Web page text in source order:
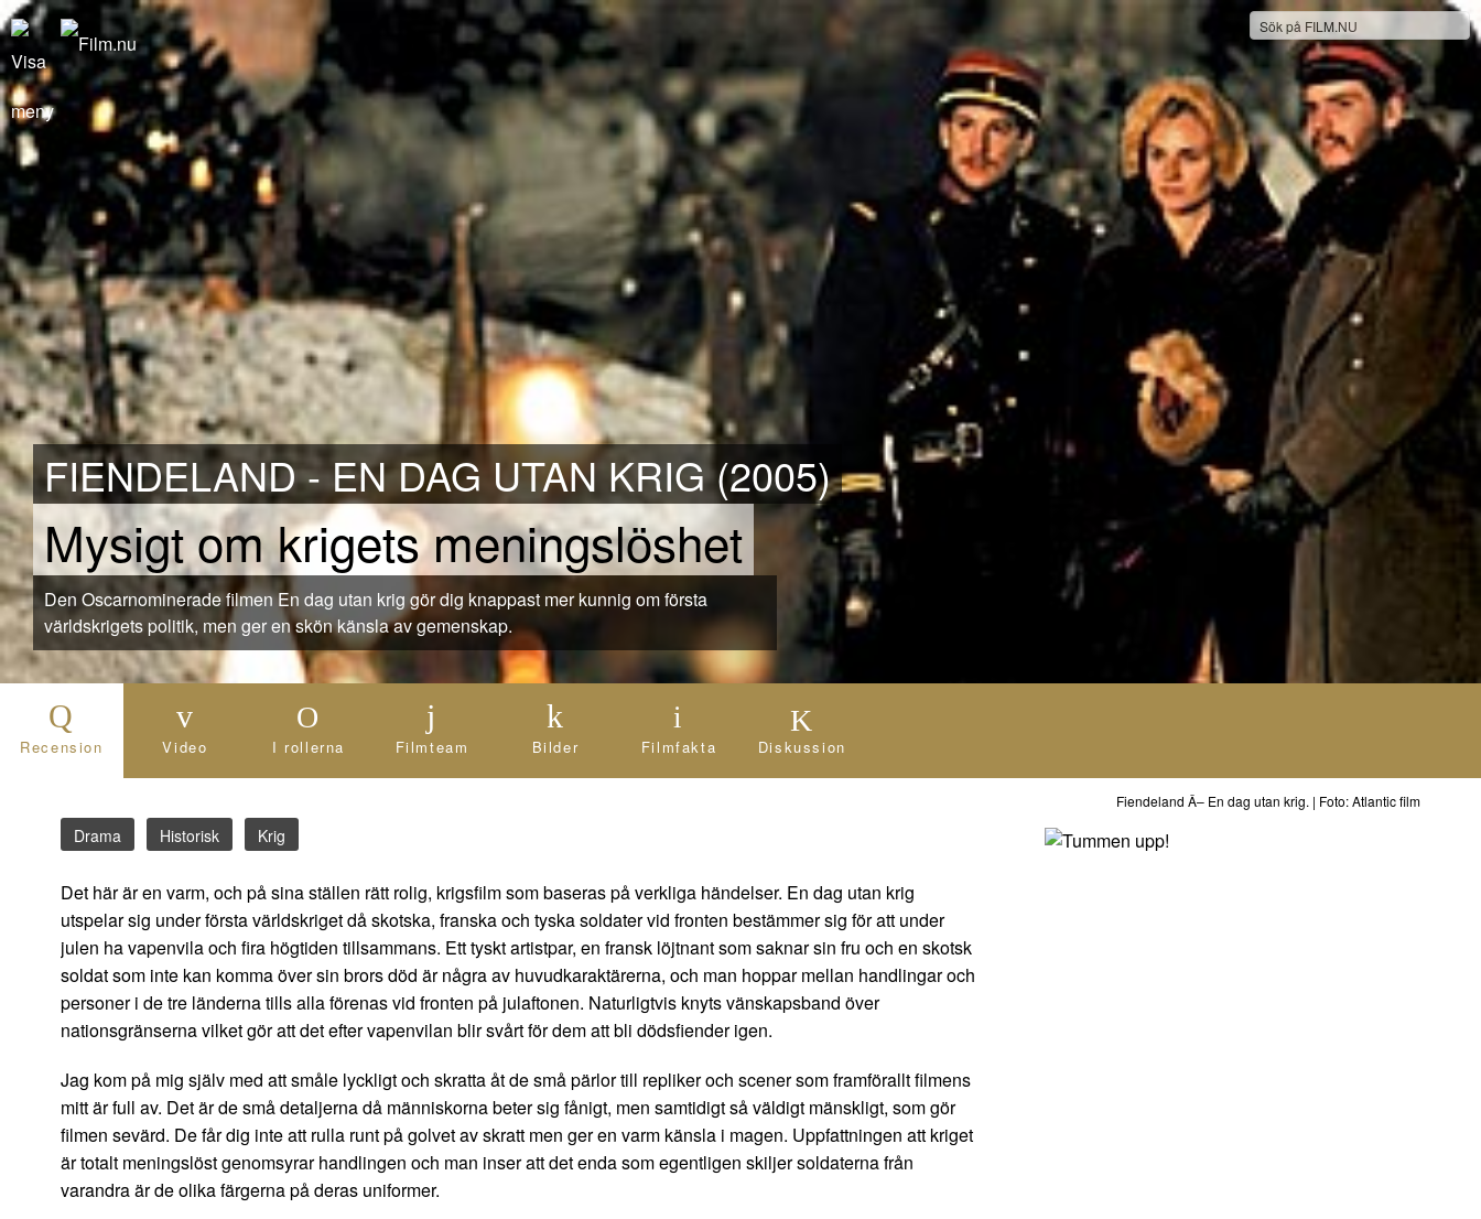
FIENDELAND - EN DAG UTAN KRIG (2005)
Mysigt om krigets meningslöshet
Den Oscarnominerade filmen En dag utan krig gör dig knappast mer kunnig om första
världskrigets politik, men ger en skön känsla av gemenskap.
Recension Video I rollerna Filmteam Bilder Filmfakta Diskussion
Fiendeland Â– En dag utan krig. | Foto: Atlantic film
Drama Historisk Krig
Det här är en varm, och på sina ställen rätt rolig, krigsfilm som baseras på verkliga händelser. En dag utan krig
utspelar sig under första världskriget då skotska, franska och tyska soldater vid fronten bestämmer sig för att under
julen ha vapenvila och fira högtiden tillsammans. Ett tyskt artistpar, en fransk löjtnant som saknar sin fru och en skotsk
soldat som inte kan komma över sin brors död är några av huvudkaraktärerna, och man hoppar mellan handlingar och
personer i de tre länderna tills alla förenas vid fronten på julaftonen. Naturligtvis knyts vänskapsband över
nationsgränserna vilket gör att det efter vapenvilan blir svårt för dem att bli dödsfiender igen.
Jag kom på mig själv med att småle lyckligt och skratta åt de små pärlor till repliker och scener som framförallt filmens
mitt är full av. Det är de små detaljerna då människorna beter sig fånigt, men samtidigt så väldigt mänskligt, som gör
filmen sevärd. De får dig inte att rulla runt på golvet av skratt men ger en varm känsla i magen. Uppfattningen att kriget
är totalt meningslöst genomsyrar handlingen och man inser att det enda som egentligen skiljer soldaterna från
varandra är de olika färgerna på deras uniformer.